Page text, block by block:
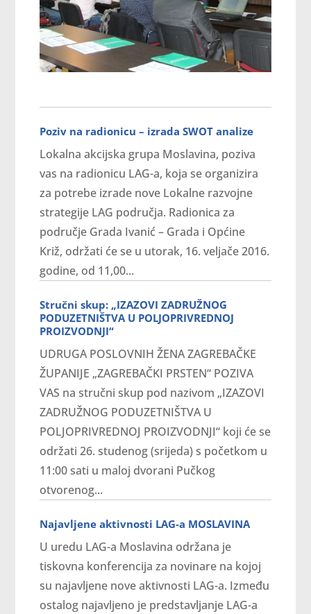
Poziv na radionicu – izrada SWOT analize
Lokalna akcijska grupa Moslavina, poziva
vas na radionicu LAG-a, koja se organizira
za potrebe izrade nove Lokalne razvojne
strategije LAG područja. Radionica za
područje Grada Ivanić – Grada i Općine
Križ, održati će se u utorak, 16. veljače 2016.
godine, od 11,00...
Stručni skup: „IZAZOVI ZADRUŽNOG
PODUZETNIŠTVA U POLJOPRIVREDNOJ
PROIZVODNJI“
UDRUGA POSLOVNIH ŽENA ZAGREBAČKE
ŽUPANIJE „ZAGREBAČKI PRSTEN“ POZIVA
VAS na stručni skup pod nazivom „IZAZOVI
ZADRUŽNOG PODUZETNIŠTVA U
POLJOPRIVREDNOJ PROIZVODNJI“ koji će se
održati 26. studenog (srijeda) s početkom u
11:00 sati u maloj dvorani Pučkog
otvorenog...
Najavljene aktivnosti LAG-a MOSLAVINA
U uredu LAG-a Moslavina održana je
tiskovna konferencija za novinare na kojoj
su najavljene nove aktivnosti LAG-a. Između
ostalog najavljeno je predstavljanje LAG-a